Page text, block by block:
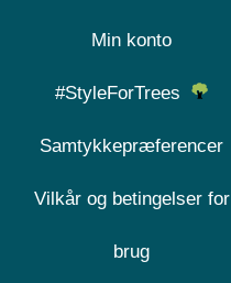
Min konto
#StyleForTrees
Samtykkepræferencer
Vilkår og betingelser for
brug